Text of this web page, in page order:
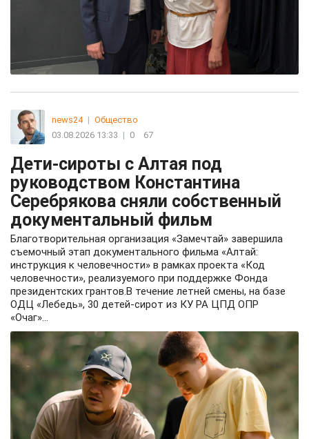
news24 | Общество
03.08.2026 13:33 | 0 67
Дети-сироты с Алтая под
руководством Константина
Серебрякова сняли собственный
документальный фильм
Благотворительная организация «Замечтай» завершила
съемочный этап документального фильма «Алтай:
инструкция к человечности» в рамках проекта «Код
человечности», реализуемого при поддержке Фонда
президентских грантов.В течение летней смены, на базе
ОДЦ «Лебедь», 30 детей-сирот из КУ РА ЦПД ОПР
«Очаг»...